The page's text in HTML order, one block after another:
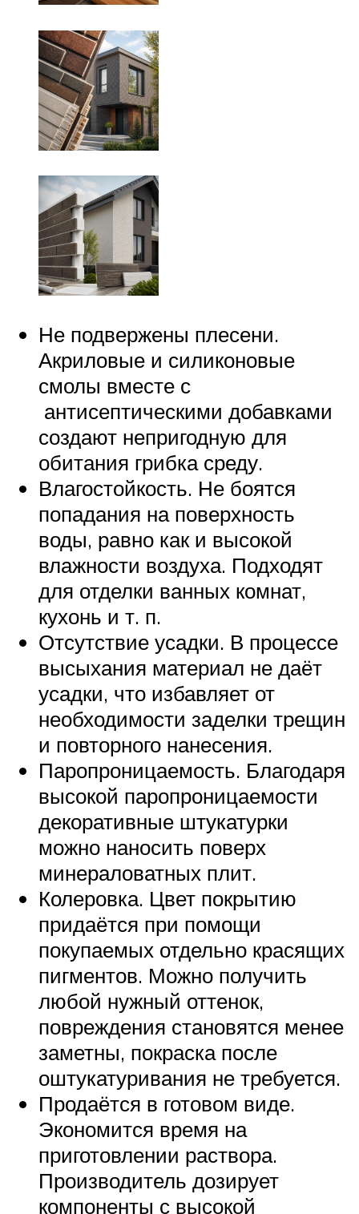
Не подвержены плесени.
Акриловые и силиконовые
смолы вместе с
антисептическими добавками
создают непригодную для
обитания грибка среду.
Влагостойкость. Не боятся
попадания на поверхность
воды, равно как и высокой
влажности воздуха. Подходят
для отделки ванных комнат,
кухонь и т. п.
Отсутствие усадки. В процессе
высыхания материал не даёт
усадки, что избавляет от
необходимости заделки трещин
и повторного нанесения.
Паропроницаемость. Благодаря
высокой паропроницаемости
декоративные штукатурки
можно наносить поверх
минераловатных плит.
Колеровка. Цвет покрытию
придаётся при помощи
покупаемых отдельно красящих
пигментов. Можно получить
любой нужный оттенок,
повреждения становятся менее
заметны, покраска после
оштукатуривания не требуется.
Продаётся в готовом виде.
Экономится время на
приготовлении раствора.
Производитель дозирует
компоненты с высокой